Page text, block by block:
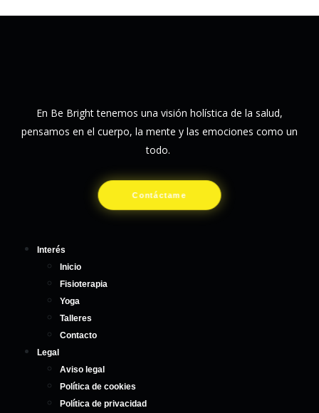
En Be Bright tenemos una visión holística de la salud,
pensamos en el cuerpo, la mente y las emociones como un
todo.
Contáctame
Interés
Inicio
Fisioterapia
Yoga
Talleres
Contacto
Legal
Aviso legal
Política de cookies
Política de privacidad